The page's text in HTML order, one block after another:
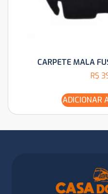
CARPETE MALA
R$
ADICIONAR